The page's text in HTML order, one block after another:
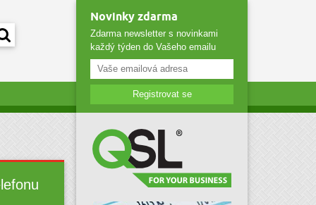
Novinky zdarma
Zdarma newsletter s novinkami
každý týden do Vašeho emailu
Registrovat se